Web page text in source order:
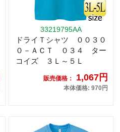
33219795AA
ドライＴシャツ ００３０
０－ＡＣＴ ０３４ ター
コイズ ３Ｌ～５Ｌ
販売価格： 1,067円
本体価格: 970円